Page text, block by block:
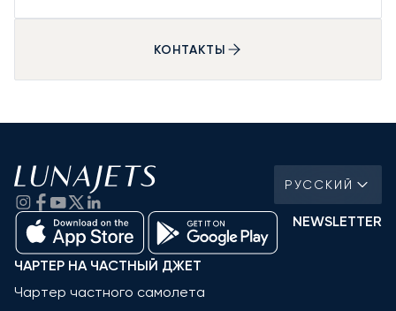
КОНТАКТЫ
РУССКИЙ
NEWSLETTER
ЧАРТЕР НА ЧАСТНЫЙ ДЖЕТ
Чартер частного самолета